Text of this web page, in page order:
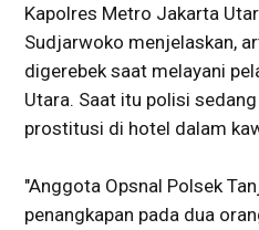
Kapolres Metro Jakarta
Sudjarwoko menjelaskan,
digerebek saat melayani
Utara. Saat itu polisi
prostitusi di hotel dalam
"Anggota Opsnal Polsek
penangkapan pada dua